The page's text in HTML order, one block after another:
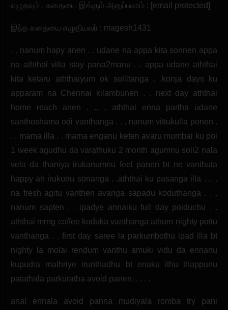
எழுதவும் . கதையை இங்கும் அனுப்பலாம் : [email protected]
இந்த கதையை எழுதியவர் : magesh1431
. . nanum hapy anen . . udane na appa kita sonnen appa
na aththai vitla stay pana2manu . . appa udane aththai
kita ketaru aththaiyum ok sollitanga . .konja days ku
apparam na Chennai kilambunen . . next day aththai
home reach anen . .. . aththai enna partha udane
santhoshama odi vanthanga . . . nanum vittukulla ponen .
. . mama illa . . mama enganu keten avaru mumbai ku poi
1 week agudhu da varathuku 2 month agumnu soli2 nala
vela da thaniya irukanumnu feel panen bt ne vanthuta
happy ah irukunu sonanga . .aththai ku pasanga illa . .. .
na fresh agitu vanthen avanga sapadu koduthanga . . .
nanum sapten . . ipadye annaiku full day poiduchu . .
aththai mrng coffee koduka vanthanga athum nighty pottu
vanthanga . . first day saree la parkumbothu ipad illa bt
nighty la molai rendum vanthu amuki vidu da ennanu
kupudra mathriye irunthadhu bt enaku ithu thappunu
patathala parkuratha avoid panen. . . . .
anal ennala avoid panna mudiyala romba try pani